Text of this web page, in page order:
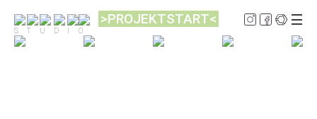
>PROJEKTSTART<